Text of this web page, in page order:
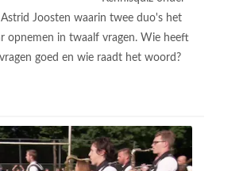
Astrid Joosten waarin twee duo's het
opnemen in twaalf vragen. Wie heeft
goed en wie raadt het woord?